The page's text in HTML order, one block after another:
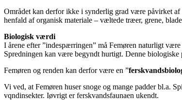
Området kan derfor ikke i synderlig grad være påvirket
henfald af organisk materiale – væltede træer, grene,
Biologisk værdi
I årene efter ”indespærringen” må Femøren naturligt
Spredningen kan være begyndt hurtigt. Denne
Femøren og renden kan derfor være en ”
Vi ved, at Femøren huser snoge og mange padder bl.a.
vqndinsekter. Iøvrigt er ferskvandsfaunaen ukendt.